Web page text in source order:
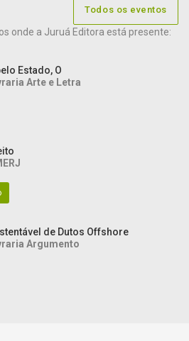
Todos os eventos
onde a Juruá Editora está presente:
Estado, O
Arte e Letra
de Dutos Offshore
Argumento